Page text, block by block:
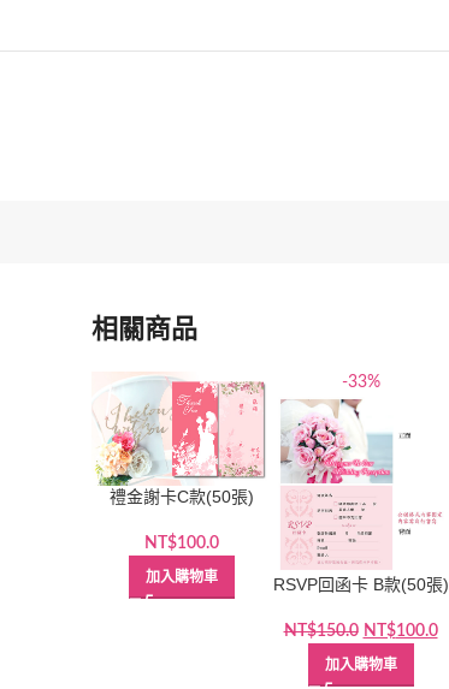
相關商品
禮金謝卡C款(50張)
NT$100.0
加入購物車
-33%
RSVP回函卡 B款(50張)
NT$150.0 原
始
價
NT$100.0目
加入購物車